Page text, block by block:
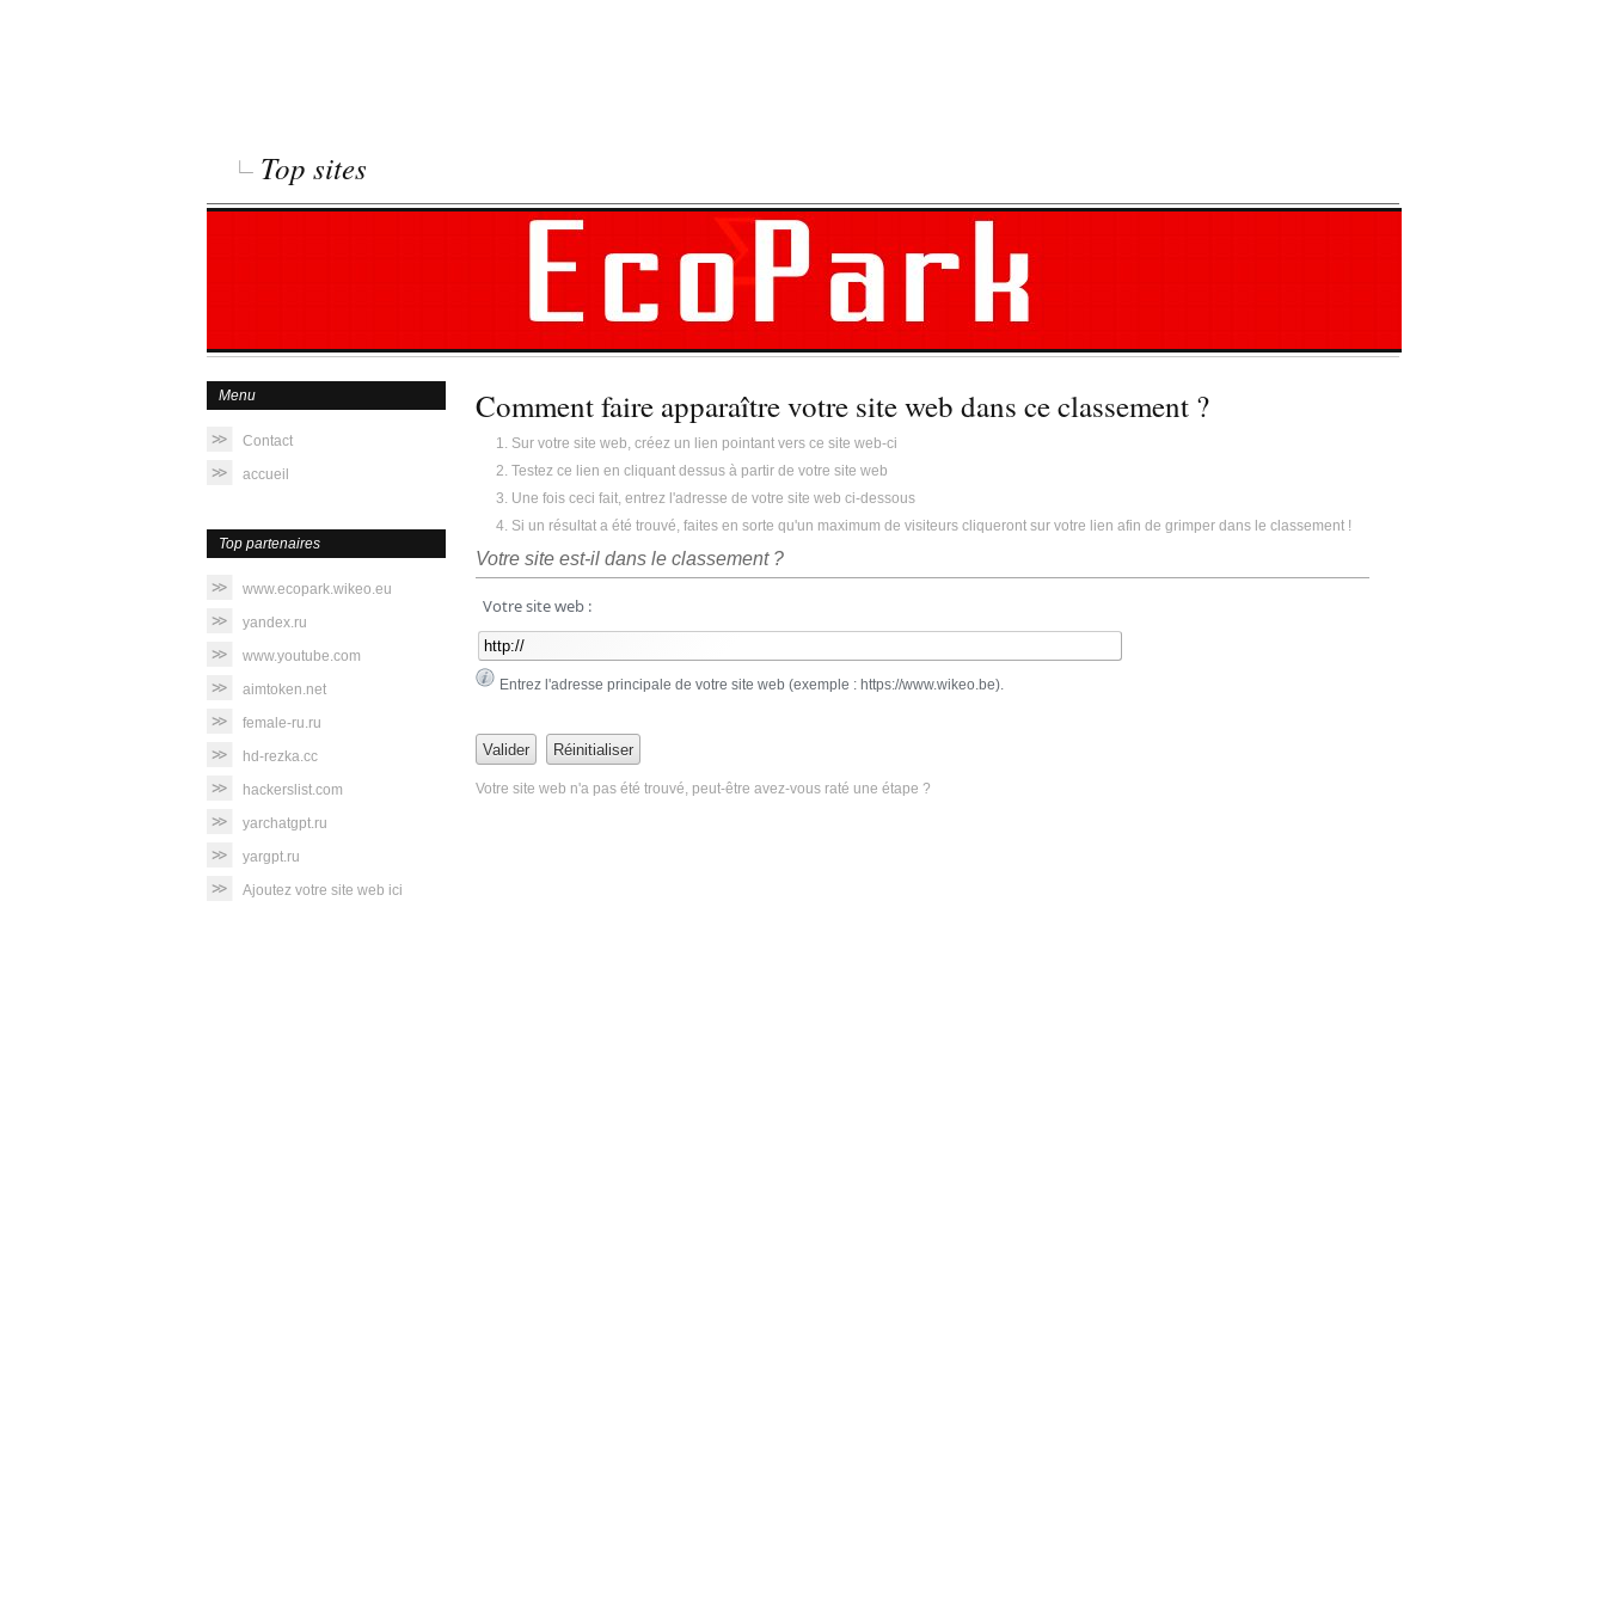
Menu
Contact
accueil
Top partenaires
www.ecopark.wikeo.eu
yandex.ru
www.youtube.com
aimtoken.net
female-ru.ru
hd-rezka.cc
hackerslist.com
yarchatgpt.ru
yargpt.ru
Ajoutez votre site web ici
Top sites
Comment faire apparaître votre site web dans ce classement ?
Sur votre site web, créez un lien pointant vers ce site web-ci
Testez ce lien en cliquant dessus à partir de votre site web
Une fois ceci fait, entrez l'adresse de votre site web ci-dessous
Si un résultat a été trouvé, faites en sorte qu'un maximum de visiteurs cliqueront sur votre lien afin de grimper dans le classement !
Votre site est-il dans le classement ?
Votre site web :
Entrez l'adresse principale de votre site web (exemple : https://www.wikeo.be).
Votre site web n'a pas été trouvé, peut-être avez-vous raté une étape ?